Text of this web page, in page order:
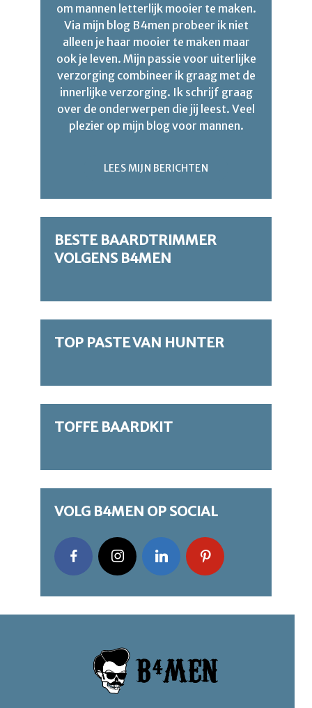
om mannen letterlijk mooier te maken.
Via mijn blog B4men probeer ik niet
alleen je haar mooier te maken maar
ook je leven. Mijn passie voor uiterlijke
verzorging combineer ik graag met de
innerlijke verzorging. Ik schrijf graag
over de onderwerpen die jij leest. Veel
plezier op mijn blog voor mannen.
LEES MIJN BERICHTEN
BESTE BAARDTRIMMER
VOLGENS B4MEN
TOP PASTE VAN HUNTER
TOFFE BAARDKIT
VOLG B4MEN OP SOCIAL